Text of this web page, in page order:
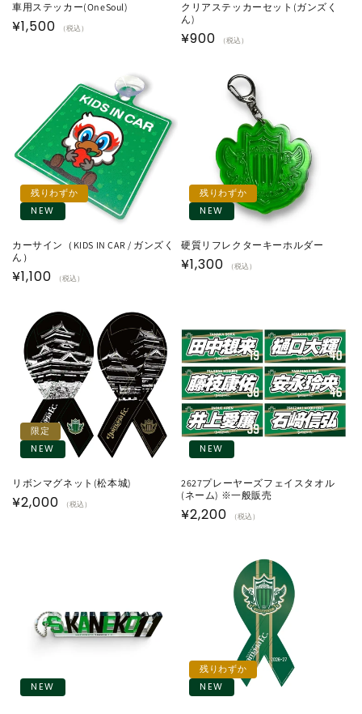
車用ステッカー(OneSoul)
通
¥1,500 （税込）
クリアステッカーセット(ガンズく
ん)
通
¥900 （税込）
残りわずか
NEW
カーサイン（KIDS IN CAR / ガンズく
ん）
通
格
¥1,100 （税込）
残りわずか
NEW
硬質リフレクターキーホルダー
通
¥1,300 （税込）
限定
NEW
リボンマグネット(松本城)
通
¥2,000 （税込）
NEW
2627プレーヤーズフェイスタオル
(ネーム) ※一般販売
通
¥2,200 （税込）
NEW
残りわずか
NEW